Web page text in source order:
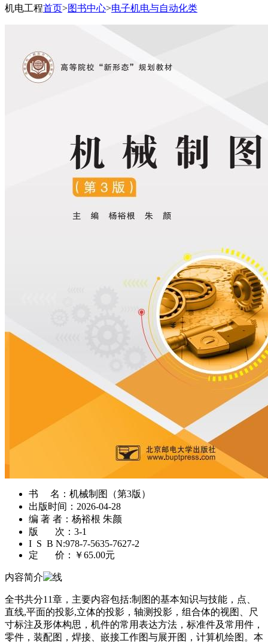
机电工程首页>图书中心>电子机电与自动化类
书 名： 机械制图（第3版）
出版时间： 2026-04-28
编 著 者： 杨裕根 朱颜
版 次： 3-1
I S B N:978-7-5635-7627-2
定 价：
￥65.00元
内容简介
全书共分11章，主要内容包括:制图的基本知识与技能，点、
直线,平面的投影,立体的投影，轴测投影，组合体的视图、尺
寸标注及形体构思，机件的常用表达方法，标准件及常用件，
零件，装配图，焊接、嵌接工作图与展开图，计算机绘图。本